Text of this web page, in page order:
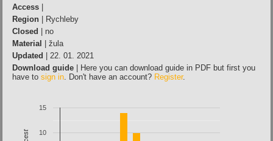
Access
Region | Rychleby
Closed
| no
Material
| žula
Updated
| 22. 01. 2021
Download guide | Here you can download guide in PDF but first you
have to sign in . Don't have an account? Register.
10
15